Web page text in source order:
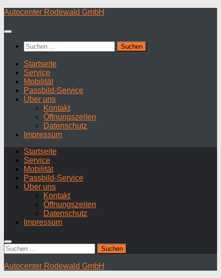
Zum
springen
Autocenter Rodewald GmbH
Suchen
nach:
Startseite
Service
Mobilität
Passbild-Service
Über uns
Kontakt
Öffnungszeiten
Datenschutz
Impressum
Startseite
Service
Mobilität
Passbild-Service
Über uns
Kontakt
Öffnungszeiten
Datenschutz
Impressum
Suchen
nach:
Autocenter Rodewald GmbH